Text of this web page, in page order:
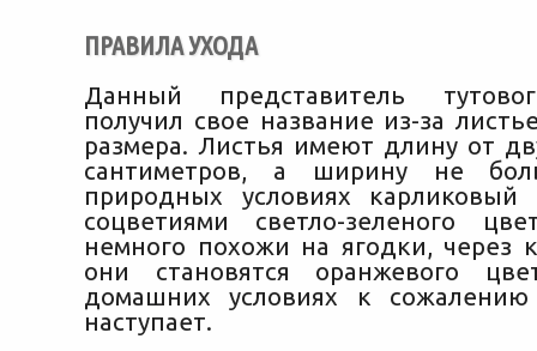
ПРАВИЛА УХОДА
Данный представитель
получил свое название из-за
размера. Листья имеют длину от
сантиметров, а ширину не
природных условиях карликовый
соцветиями светло-зеленого
немного похожи на ягодки, через
они становятся оранжевого
домашних условиях к
наступает.